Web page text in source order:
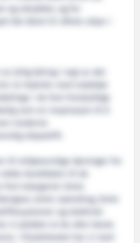
og uttrykket, og for
ble kåret til «Årets skip» i
årlig kåring i regi av det
& Hybrid» med redaktør
i de fem forskjellige
som en inspirasjon til å
moderne
skipsdrift.
til miljøvennlige løsninger for
kategorier årets
årets nytenking, årets